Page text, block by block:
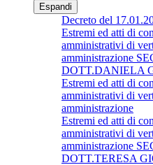
Espandi
Decreto del
Estremi ed atti di
amministrativi di
amministrazione
DOTT.DANIELA
Estremi ed atti di
amministrativi di
amministrazione
Estremi ed atti di
amministrativi di
amministrazione
DOTT.TERESA